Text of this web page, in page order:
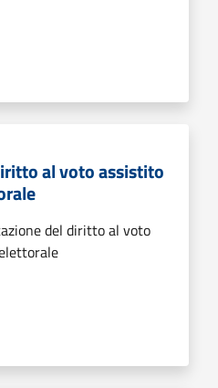
al voto assistito
del diritto al voto